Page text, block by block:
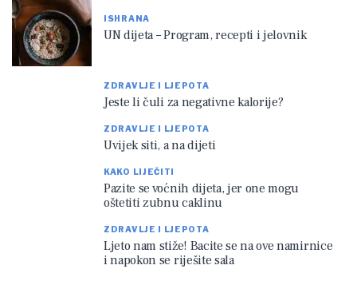
ISHRANA
UN dijeta – Program, recepti i jelovnik
ZDRAVLJE I LJEPOTA
Jeste li čuli za negativne kalorije?
ZDRAVLJE I LJEPOTA
Uvijek siti, a na dijeti
KAKO LIJEČITI
Pazite se voćnih dijeta, jer one mogu
oštetiti zubnu caklinu
ZDRAVLJE I LJEPOTA
Ljeto nam stiže! Bacite se na ove namirnice
i napokon se riješite sala